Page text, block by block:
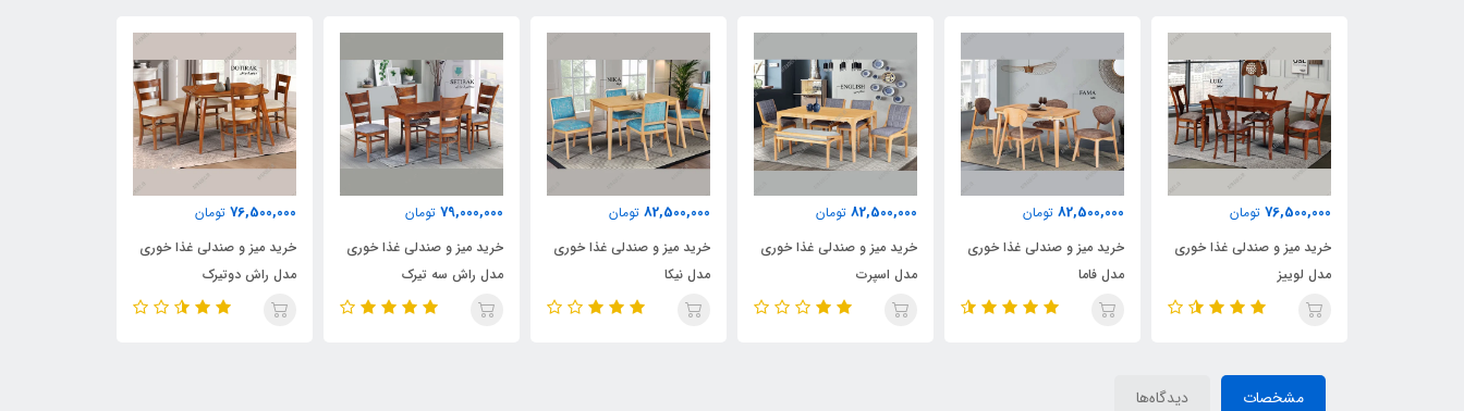
76,500,000 تومان
خرید میز و صندلی غذا خوری
مدل لوییز
82,500,000 تومان
خرید میز و صندلی غذا خوری
مدل فاما
82,500,000 تومان
خرید میز و صندلی غذا خوری
مدل اسپرت
82,500,000 تومان
خرید میز و صندلی غذا خوری
مدل نیکا
79,000,000 تومان
خرید میز و صندلی غذا خوری
مدل راش سه تیرک
76,500,000 تومان
خرید میز و صندلی غذا خوری
مدل راش دوتیرک
مشخصات دیدگاه‌ها